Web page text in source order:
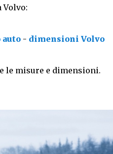
auto - dimensioni Volvo
le misure e dimensioni.